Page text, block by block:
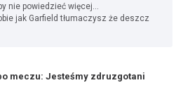
nie powiedzieć więcej...
jak Garfield tłumaczysz że deszcz
meczu: Jesteśmy zdruzgotani